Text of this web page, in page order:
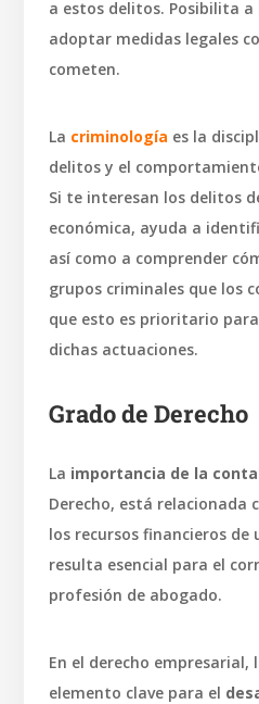
a estos delitos. Posibilita
adoptar medidas legales
cometen.
La criminología es la
delitos y el
Si te interesan los delitos
económica, ayuda a
así como a comprender
grupos criminales que los
que esto es prioritario
dichas actuaciones.
Grado de Derecho
La importancia de la
Derecho, está relacionada
los recursos financieros de
resulta esencial para el
profesión de abogado.
En el derecho empresarial,
elemento clave para el